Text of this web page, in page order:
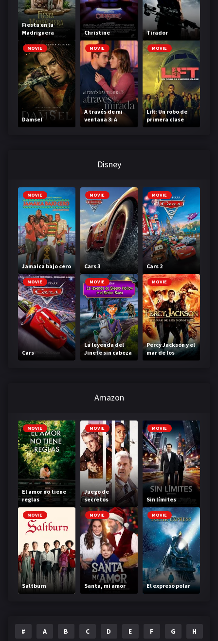
Fiesta en la
Madriguera
Christine Tirador
MOVIE
Damsel
MOVIE
A través de mi
ventana 3: A
través de tu
MOVIE
Lift: Un robo de
primera clase
Disney
MOVIE
Jamaica bajo cero
MOVIE
Cars 3
MOVIE
Cars 2
MOVIE
Cars
MOVIE
La leyenda del
Jinete sin cabeza
MOVIE
Percy Jackson y el
mar de los
monstruos
Amazon
MOVIE
El amor no tiene
reglas
MOVIE
Juego de
secretos
MOVIE
Sin límites
MOVIE
Saltburn
MOVIE
Santa, mi amor
MOVIE
El expreso polar
# A B C D E F G H